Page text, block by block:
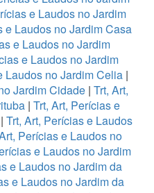
e Laudos no Jardim
e Laudos no Jardim Casa
e Laudos no Jardim
e Laudos no Jardim
Laudos no Jardim Celia|
Jardim Cidade | Trt, Art,
| Trt, Art, Perícias e
| Trt, Art, Perícias e Laudos
Perícias e Laudos no
e Laudos no Jardim
e Laudos no Jardim da
e Laudos no Jardim da